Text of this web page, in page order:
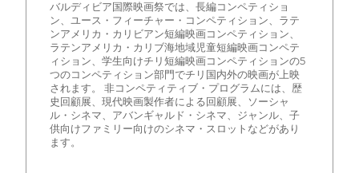
バルディビア国際映画祭では、長編コンペティショ
ン、ユース・フィーチャー・コンペティション、ラテ
ンアメリカ・カリビアン短編映画コンペティション、
ラテンアメリカ・カリブ海地域児童短編映画コンペテ
ィション、学生向けチリ短編映画コンペティションの5
つのコンペティション部門でチリ国内外の映画が上映
されます。 非コンペティティブ・プログラムには、歴
史回顧展、現代映画製作者による回顧展、ソーシャ
ル・シネマ、アバンギャルド・シネマ、ジャンル、子
供向けファミリー向けのシネマ・スロットなどがあり
ます。